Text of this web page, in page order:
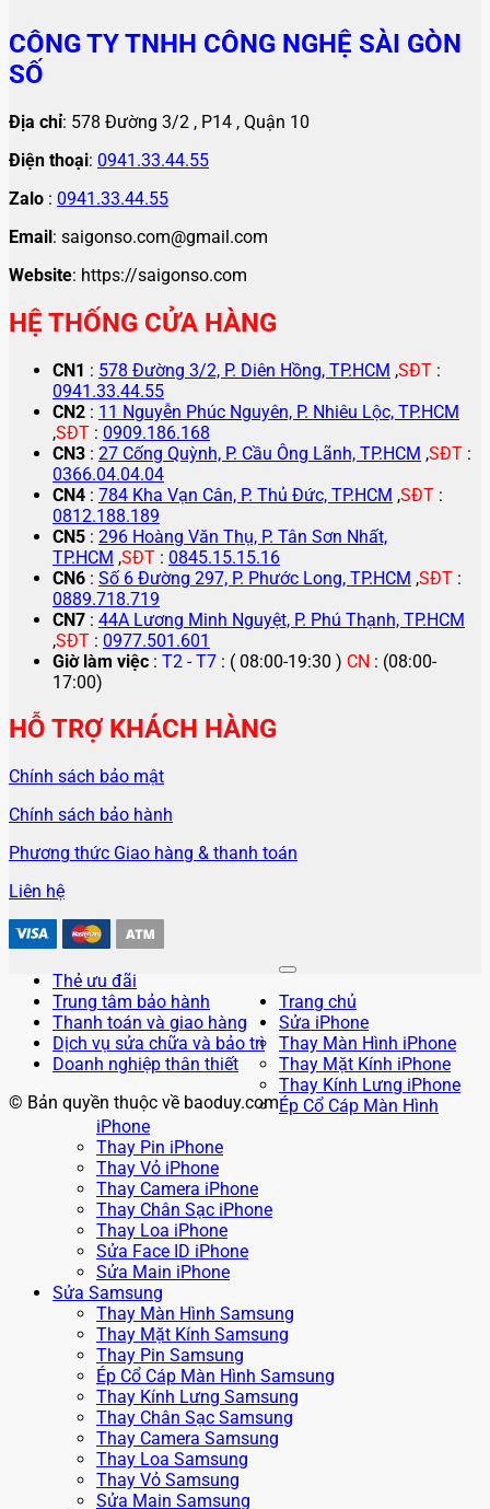
CÔNG TY TNHH CÔNG NGHỆ SÀI GÒN
SỐ
Địa chỉ: 578 Đường 3/2 , P14 , Quận 10
Điện thoại: 0941.33.44.55
Zalo : 0941.33.44.55
Email: saigonso.com@gmail.com
Website: https://saigonso.com
HỆ THỐNG CỬA HÀNG
CN1 : 578 Đường 3/2, P. Diên Hồng, TP.HCM ,SĐT :
0941.33.44.55
CN2 : 11 Nguyễn Phúc Nguyên, P. Nhiêu Lộc, TP.HCM
,SĐT : 0909.186.168
CN3 : 27 Cống Quỳnh, P. Cầu Ông Lãnh, TP.HCM ,SĐT :
0366.04.04.04
CN4 : 784 Kha Vạn Cân, P. Thủ Đức, TP.HCM ,SĐT :
0812.188.189
CN5 : 296 Hoàng Văn Thụ, P. Tân Sơn Nhất,
TP.HCM ,SĐT : 0845.15.15.16
CN6 : Số 6 Đường 297, P. Phước Long, TP.HCM ,SĐT :
0889.718.719
CN7 : 44A Lương Minh Nguyệt, P. Phú Thạnh, TP.HCM
,SĐT : 0977.501.601
Giờ làm việc : T2 - T7 : ( 08:00-19:30 ) CN : (08:00-
17:00)
HỖ TRỢ KHÁCH HÀNG
Chính sách bảo mật
Chính sách bảo hành
Phương thức Giao hàng & thanh toán
Liên hệ
Thẻ ưu đãi
Trung tâm bảo hành
Thanh toán và giao hàng
Dịch vụ sửa chữa và bảo trì
Doanh nghiệp thân thiết
© Bản quyền thuộc về baoduy.com
Trang chủ
Sửa iPhone
Thay Màn Hình iPhone
Thay Mặt Kính iPhone
Thay Kính Lưng iPhone
Ép Cổ Cáp Màn Hình
iPhone
Thay Pin iPhone
Thay Vỏ iPhone
Thay Camera iPhone
Thay Chân Sạc iPhone
Thay Loa iPhone
Sửa Face ID iPhone
Sửa Main iPhone
Sửa Samsung
Thay Màn Hình Samsung
Thay Mặt Kính Samsung
Thay Pin Samsung
Ép Cổ Cáp Màn Hình Samsung
Thay Kính Lưng Samsung
Thay Chân Sạc Samsung
Thay Camera Samsung
Thay Loa Samsung
Thay Vỏ Samsung
Sửa Main Samsung